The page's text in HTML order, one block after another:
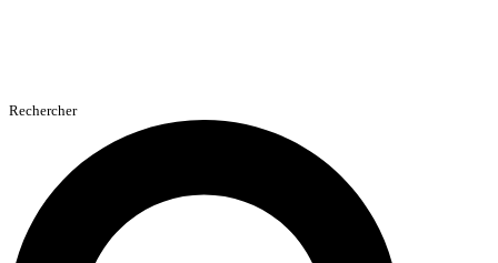
Rechercher